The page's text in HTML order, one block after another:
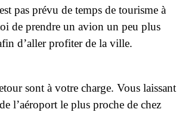
pas prévu de temps de tourisme à
de prendre un avion un peu plus
d’aller profiter de la ville.
sont à votre charge. Vous laissant
l’aéroport le plus proche de chez